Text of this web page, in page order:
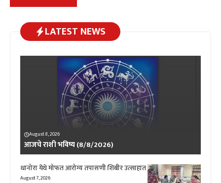
LATEST NEWS
August 8, 2026
आजचे राशी भविष्य (8/8/2026)
धानोरा येथे मोफत आरोग्य तपासणी शिबीर उत्साहात
August 7, 2026